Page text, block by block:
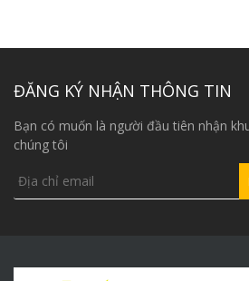
là:
ĐĂNG KÝ NHẬN THÔNG TIN
Bạn có muốn là người đầu tiên nhận
chúng tôi